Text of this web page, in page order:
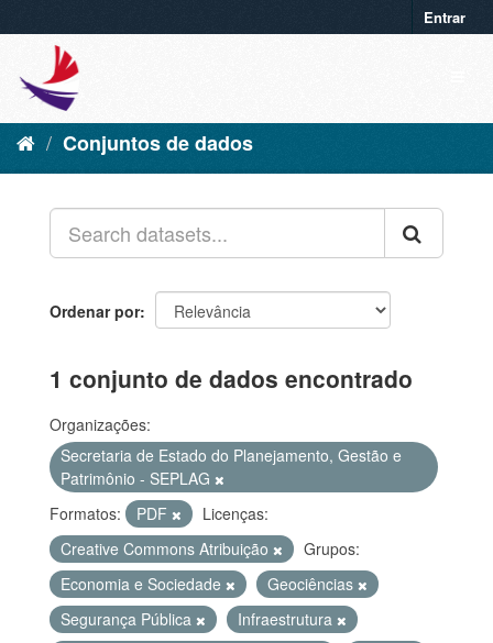
Entrar
Conjuntos de dados
Ordenar por
1 conjunto de dados encontrado
Organizações:
Secretaria de Estado do Planejamento, Gestão e
Patrimônio - SEPLAG
Formatos:
PDF
Licenças:
Creative Commons Atribuição
Grupos:
Economia e Sociedade
Geociências
Segurança Pública
Infraestrutura